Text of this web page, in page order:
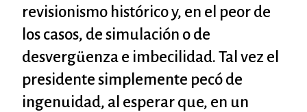
revisionismo histórico y, en el peor de
los casos, de simulación o de
desvergüenza e imbecilidad. Tal vez el
presidente simplemente pecó de
ingenuidad, al esperar que, en un